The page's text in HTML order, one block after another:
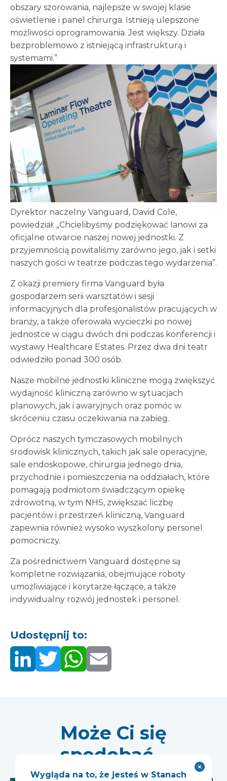
obszary szorowania, najlepsze w swojej klasie
oświetlenie i panel chirurga. Istnieją ulepszone
możliwości oprogramowania. Jest większy. Działa
bezproblemowo z istniejącą infrastrukturą i
systemami.”
Dyrektor naczelny Vanguard, David Cole,
powiedział: „Chcielibyśmy podziękować Ianowi za
oficjalne otwarcie naszej nowej jednostki. Z
przyjemnością powitaliśmy zarówno jego, jak i setki
naszych gości w teatrze podczas tego wydarzenia”.
Z okazji premiery firma Vanguard była
gospodarzem serii warsztatów i sesji
informacyjnych dla profesjonalistów pracujących w
branży, a także oferowała wycieczki po nowej
jednostce w ciągu dwóch dni podczas konferencji i
wystawy Healthcare Estates. Przez dwa dni teatr
odwiedziło ponad 300 osób.
Nasze mobilne jednostki kliniczne mogą zwiększyć
wydajność kliniczną zarówno w sytuacjach
planowych, jak i awaryjnych oraz pomóc w
skróceniu czasu oczekiwania na zabieg.
Oprócz naszych tymczasowych mobilnych
środowisk klinicznych, takich jak sale operacyjne,
sale endoskopowe, chirurgia jednego dnia,
przychodnie i pomieszczenia na oddziałach, które
pomagają podmiotom świadczącym opiekę
zdrowotną, w tym NHS, zwiększać liczbę
pacjentów i przestrzeń kliniczną, Vanguard
zapewnia również wysoko wyszkolony personel
pomocniczy.
Za pośrednictwem Vanguard dostępne są
kompletne rozwiązania, obejmujące roboty
umożliwiające i korytarze łączące, a także
indywidualny rozwój jednostek i personel.
Udostępnij to:
Może Ci się
spodobać...
Wygląda na to, że jesteś w Stanach